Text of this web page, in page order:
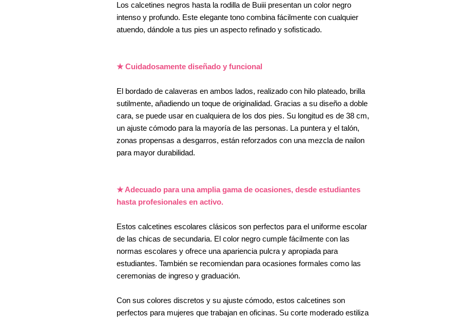
Los calcetines negros hasta la rodilla de Buiii presentan un color negro
intenso y profundo. Este elegante tono combina fácilmente con cualquier
atuendo, dándole a tus pies un aspecto refinado y sofisticado.
★ Cuidadosamente diseñado y funcional
El bordado de calaveras en ambos lados, realizado con hilo plateado, brilla
sutilmente, añadiendo un toque de originalidad. Gracias a su diseño a doble
cara, se puede usar en cualquiera de los dos pies. Su longitud es de 38 cm,
un ajuste cómodo para la mayoría de las personas. La puntera y el talón,
zonas propensas a desgarros, están reforzados con una mezcla de nailon
para mayor durabilidad.
★ Adecuado para una amplia gama de ocasiones, desde estudiantes
hasta profesionales en activo.
Estos calcetines escolares clásicos son perfectos para el uniforme escolar
de las chicas de secundaria. El color negro cumple fácilmente con las
normas escolares y ofrece una apariencia pulcra y apropiada para
estudiantes. También se recomiendan para ocasiones formales como las
ceremonias de ingreso y graduación.
Con sus colores discretos y su ajuste cómodo, estos calcetines son
perfectos para mujeres que trabajan en oficinas. Su corte moderado estiliza